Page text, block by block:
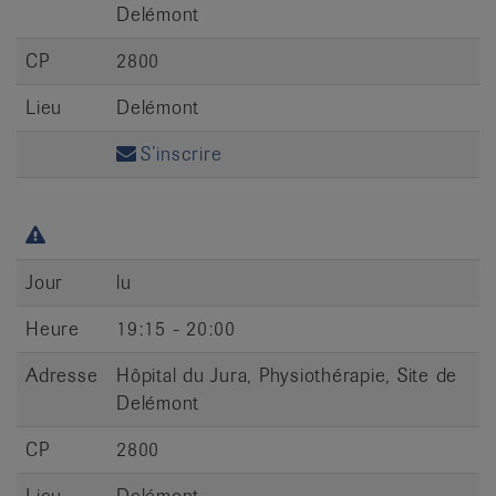
Delémont
CP
2800
Lieu
Delémont
S’inscrire
Jour
lu
Heure
19:15 - 20:00
Adresse
Hôpital du Jura, Physiothérapie, Site de
Delémont
CP
2800